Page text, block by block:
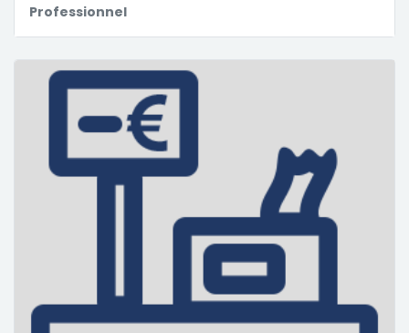
Professionnel